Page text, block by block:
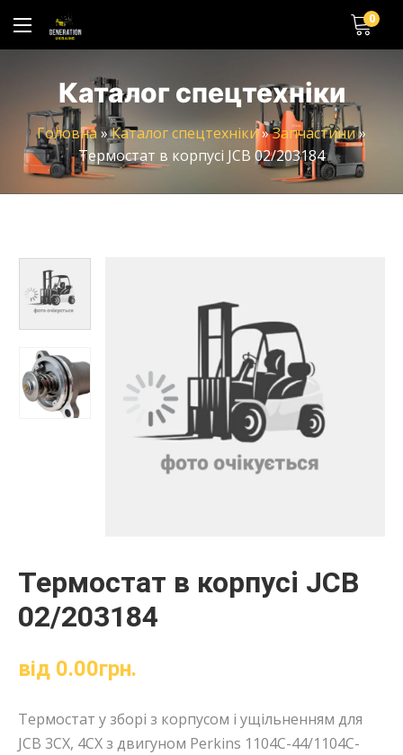
0
Каталог спецтехніки
Головна»Каталог спецтехніки»Запчастини»
Термостат в корпусі JCB 02/203184
Термостат в корпусі JCB
02/203184
від 0.00грн.
Термостат у зборі з корпусом і ущільненням для
JCB 3CX, 4CX з двигуном Perkins 1104C-44/1104C-